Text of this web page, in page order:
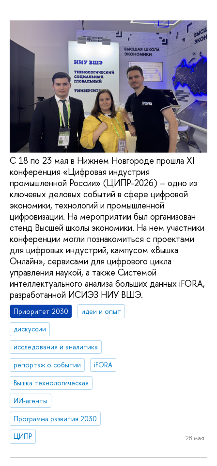
С 18 по 23 мая в Нижнем Новгороде прошла XI
конференция «Цифровая индустрия
промышленной России» (ЦИПР-2026) – одно из
ключевых деловых событий в сфере цифровой
экономики, технологий и промышленной
цифровизации. На мероприятии был организован
стенд Высшей школы экономики. На нем участники
конференции могли познакомиться с проектами
для цифровых индустрий, кампусом «Вышка
Онлайн», сервисами для цифрового цикла
управления наукой, а также Системой
интеллектуального анализа больших данных iFORA,
разработанной ИСИЭЗ НИУ ВШЭ.
Приоритет 2030
идеи и опыт
дискуссии
исследования и аналитика
репортаж о событии
iFORA
Вышка технологическая
ИИ-агенты
Программа развития 2030
ЦИПР
28 мая